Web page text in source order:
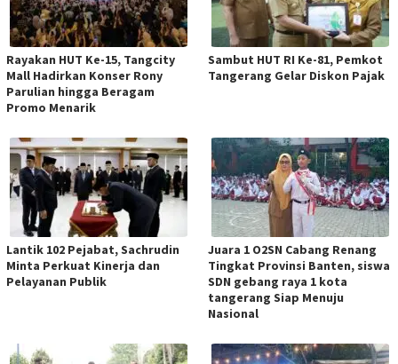
Rayakan HUT Ke-15, Tangcity
Mall Hadirkan Konser Rony
Parulian hingga Beragam
Promo Menarik
Sambut HUT RI Ke-81, Pemkot
Tangerang Gelar Diskon Pajak
Lantik 102 Pejabat, Sachrudin
Minta Perkuat Kinerja dan
Pelayanan Publik
Juara 1 O2SN Cabang Renang
Tingkat Provinsi Banten, siswa
SDN gebang raya 1 kota
tangerang Siap Menuju
Nasional